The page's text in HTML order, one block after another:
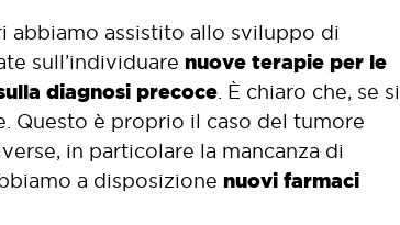
abbiamo assistito allo sviluppo di
sull’individuare nuove terapie per le
diagnosi precoce . È chiaro che, se si
Questo è proprio il caso del tumore
in particolare la mancanza di
a disposizione nuovi farmaci